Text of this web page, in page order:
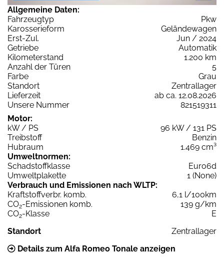
Allgemeine Daten:
Fahrzeugtyp
Pkw
Karosserieform
Geländewagen
Erst-Zul.
Jun / 2024
Getriebe
Automatik
Kilometerstand
1.200 km
Anzahl der Türen
5
Farbe
Grau
Standort
Zentrallager
Lieferzeit
ab ca. 12.08.2026
Unsere Nummer
821519311
Motor:
kW / PS
96 kW / 131 PS
Treibstoff
Benzin
Hubraum
1.469 cm³
Umweltnormen:
Schadstoffklasse
Euro6d
Umweltplakette
1 (None)
Verbrauch und Emissionen nach WLTP:
Kraftstoffverbr. komb.
6,1 l/100km
CO2-Emissionen komb.
139 g/km
CO2-Klasse
E
Standort
Zentrallager
Details zum Alfa Romeo Tonale anzeigen